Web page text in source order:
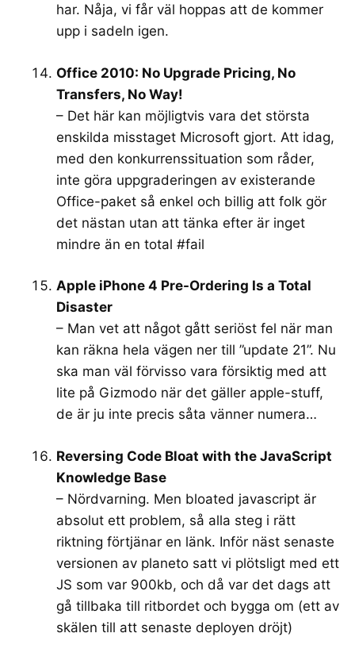
har. Nåja, vi får väl hoppas att de kommer
upp i sadeln igen.
Office 2010: No Upgrade Pricing, No
Transfers, No Way!
– Det här kan möjligtvis vara det största
enskilda misstaget Microsoft gjort. Att idag,
med den konkurrenssituation som råder,
inte göra uppgraderingen av existerande
Office-paket så enkel och billig att folk gör
det nästan utan att tänka efter är inget
mindre än en total #fail
Apple iPhone 4 Pre-Ordering Is a Total
Disaster
– Man vet att något gått seriöst fel när man
kan räkna hela vägen ner till ”update 21”. Nu
ska man väl förvisso vara försiktig med att
lite på Gizmodo när det gäller apple-stuff,
de är ju inte precis såta vänner numera…
Reversing Code Bloat with the JavaScript
Knowledge Base
– Nördvarning. Men bloated javascript är
absolut ett problem, så alla steg i rätt
riktning förtjänar en länk. Inför näst senaste
versionen av planeto satt vi plötsligt med ett
JS som var 900kb, och då var det dags att
gå tillbaka till ritbordet och bygga om (ett av
skälen till att senaste deployen dröjt)